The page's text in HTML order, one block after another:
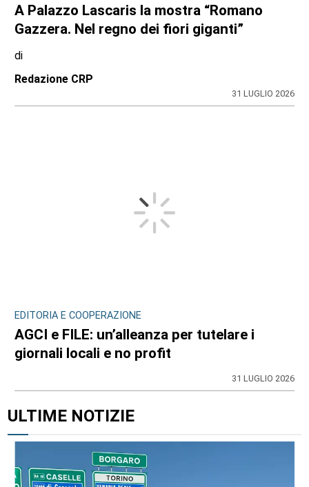
A Palazzo Lascaris la mostra “Romano
Gazzera. Nel regno dei fiori giganti”
di
Redazione CRP
31 LUGLIO 2026
EDITORIA E COOPERAZIONE
AGCI e FILE: un’alleanza per tutelare i
giornali locali e no profit
31 LUGLIO 2026
ULTIME NOTIZIE